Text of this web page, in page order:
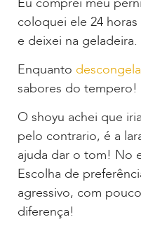
coloquei ele 24
e deixei na geladeira.
Enquanto
sabores do tempero!
O shoyu achei que
pelo contrario, é a
ajuda dar o tom! No
Escolha de
agressivo, com
diferença!